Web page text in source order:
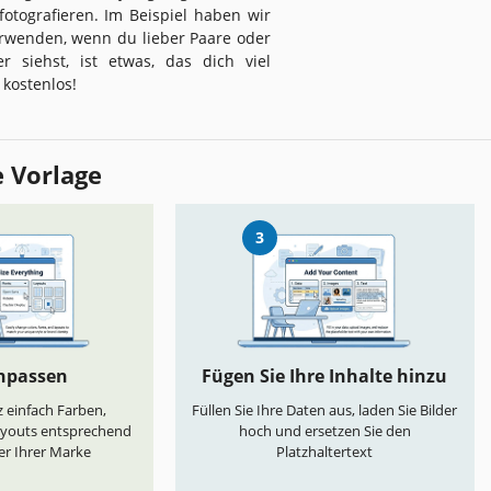
Im Beispiel haben wir
wenn du lieber Paare oder
siehst, ist etwas, das dich viel
Vorlage
einfach Farben,
entsprechend
Ihrer Marke
3
Fügen Sie Ihre Inhalte hinzu
Füllen Sie Ihre Daten aus, laden Sie Bilder
hoch und ersetzen Sie den
Platzhaltertext